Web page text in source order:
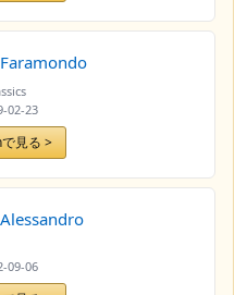
02-23
見る >
09-06